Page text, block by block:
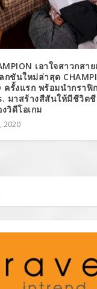
เอาใจสาวกสาย
กชันใหม่ล่าสุด
ครั้งแรก พร้อมนำกราฟิ
มาสร้างสีสันให้มีชีวิต
วิดีโอเกม
2020